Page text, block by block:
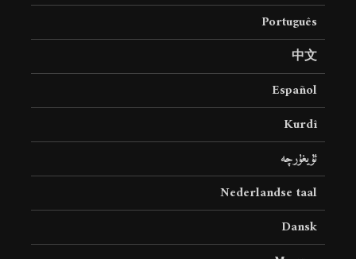
Português
中文
Español
Kurdî
ئۇيغۇرچە
Nederlandse taal
Dansk